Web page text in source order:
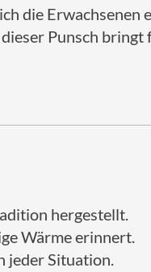
die Erwachsenen
Punsch
hergestellt.
Wärme erinnert.
jeder Situation.